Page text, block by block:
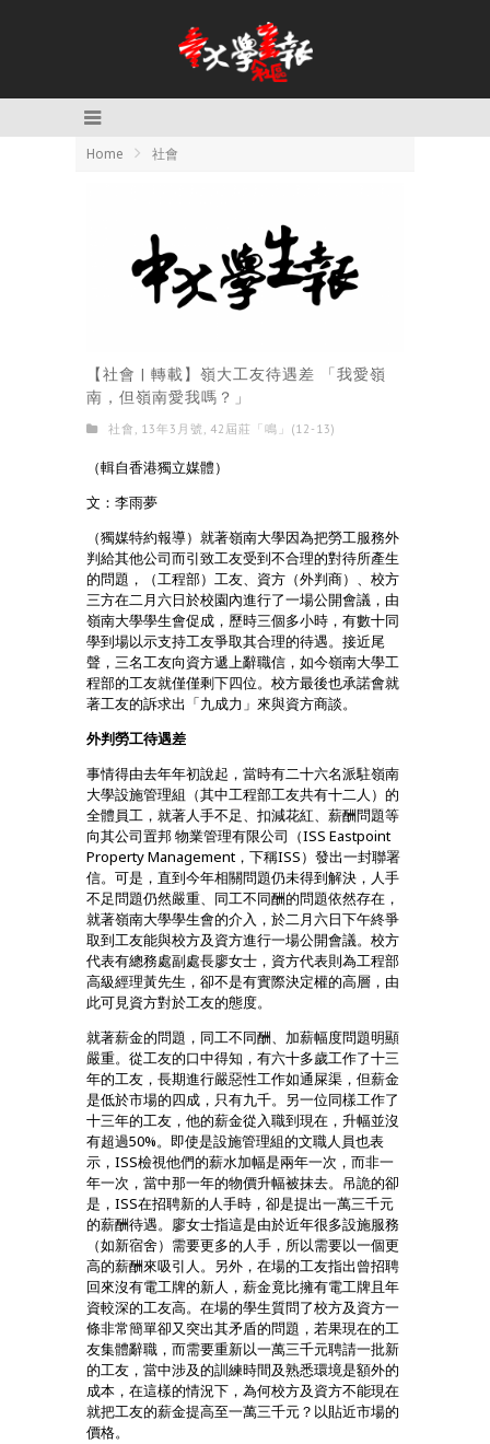
Home 社會
【社會 | 轉載】嶺大工友待遇差 「我愛嶺
南，但嶺南愛我嗎？」
社會 , 13年3月號 , 42屆莊「鳴」(12-13)
（輯自香港獨立媒體）
文：李雨夢
（獨媒特約報導）就著嶺南大學因為把勞工服務外
判給其他公司而引致工友受到不合理的對待所產生
的問題，（工程部）工友、資方（外判商）、校方
三方在二月六日於校園內進行了一場公開會議，由
嶺南大學學生會促成，歷時三個多小時，有數十同
學到場以示支持工友爭取其合理的待遇。接近尾
聲，三名工友向資方遞上辭職信，如今嶺南大學工
程部的工友就僅僅剩下四位。校方最後也承諾會就
著工友的訴求出「九成力」來與資方商談。
外判勞工待遇差
事情得由去年年初說起，當時有二十六名派駐嶺南
大學設施管理組（其中工程部工友共有十二人）的
全體員工，就著人手不足、扣減花紅、薪酬問題等
向其公司置邦 物業管理有限公司（ISS Eastpoint
Property Management，下稱ISS）發出一封聯署
信。可是，直到今年相關問題仍未得到解決，人手
不足問題仍然嚴重、同工不同酬的問題依然存在，
就著嶺南大學學生會的介入，於二月六日下午終爭
取到工友能與校方及資方進行一場公開會議。校方
代表有總務處副處長廖女士，資方代表則為工程部
高級經理黃先生，卻不是有實際決定權的高層，由
此可見資方對於工友的態度。
就著薪金的問題，同工不同酬、加薪幅度問題明顯
嚴重。從工友的口中得知，有六十多歲工作了十三
年的工友，長期進行嚴惡性工作如通屎渠，但薪金
是低於市場的四成，只有九千。另一位同樣工作了
十三年的工友，他的薪金從入職到現在，升幅並沒
有超過50%。即使是設施管理組的文職人員也表
示，ISS檢視他們的薪水加幅是兩年一次，而非一
年一次，當中那一年的物價升幅被抹去。吊詭的卻
是，ISS在招聘新的人手時，卻是提出一萬三千元
的薪酬待遇。廖女士指這是由於近年很多設施服務
（如新宿舍）需要更多的人手，所以需要以一個更
高的薪酬來吸引人。另外，在場的工友指出曾招聘
回來沒有電工牌的新人，薪金竟比擁有電工牌且年
資較深的工友高。在場的學生質問了校方及資方一
條非常簡單卻又突出其矛盾的問題，若果現在的工
友集體辭職，而需要重新以一萬三千元聘請一批新
的工友，當中涉及的訓練時間及熟悉環境是額外的
成本，在這樣的情況下，為何校方及資方不能現在
就把工友的薪金提高至一萬三千元？以貼近市場的
價格。